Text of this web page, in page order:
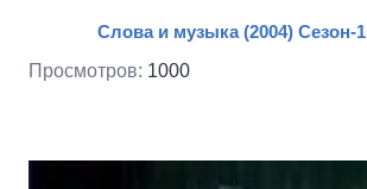
Слова и музыка (2004) Сезон-
Просмотров: 1000